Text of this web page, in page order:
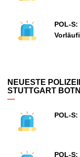
POL-
NEUESTE
STUTTGART
POL-
POL-